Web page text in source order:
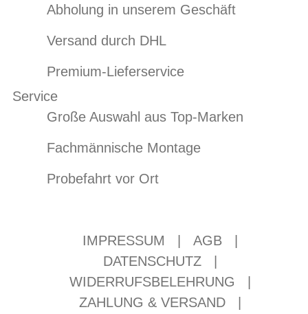
Abholung in unserem Geschäft
Versand durch DHL
Premium-Lieferservice
Service
Große Auswahl aus Top-Marken
Fachmännische Montage
Probefahrt vor Ort
IMPRESSUM AGB
DATENSCHUTZ
WIDERRUFSBELEHRUNG
ZAHLUNG & VERSAND